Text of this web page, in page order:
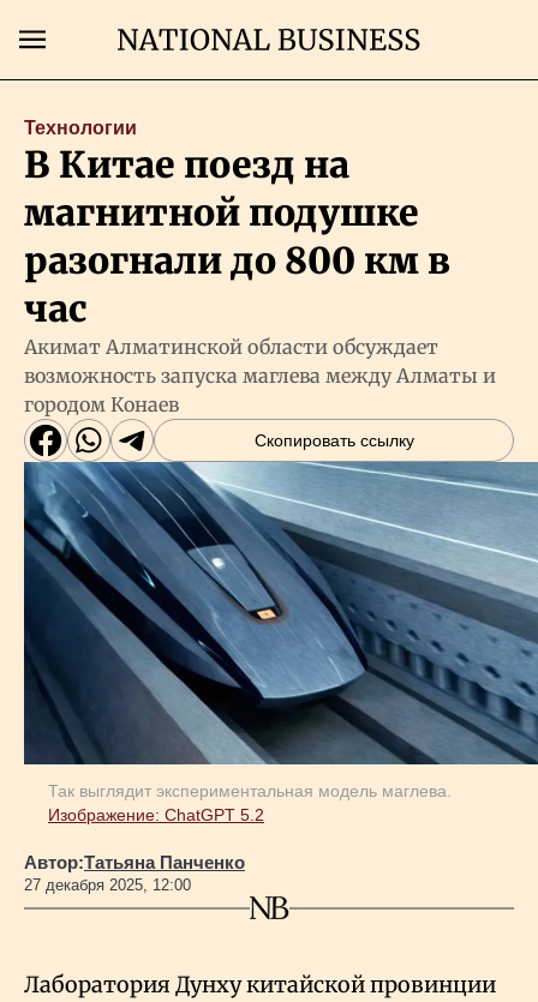
Главная
Бизнес
Рынки
Технологии
Власть
Геополитика
Исследования
Life & Arts
О нас
Все новости
Технологии
В Китае поезд на
магнитной подушке
разогнали до 800 км в
час
Акимат Алматинской области обсуждает
возможность запуска маглева между Алматы и
городом Конаев
Скопировать ссылку
Так выглядит экспериментальная модель маглева.
Изображение: ChatGPT 5.2
Автор:Татьяна Панченко
27 декабря 2025, 12:00
Лаборатория Дунху китайской провинции